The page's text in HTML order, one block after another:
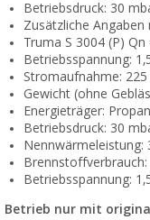
Betriebsdruck: 30
Zusätzliche Angaben
Truma S 3004 (P)
Betriebsspannung:
Stromaufnahme: 225
Gewicht (ohne
Energieträger:
Betriebsdruck: 30
Nennwärmeleistung:
Betriebsspannung:
Betrieb nur mit